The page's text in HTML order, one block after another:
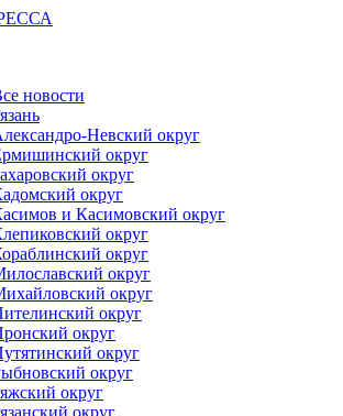
новости
Невский округ
округ
округ
округ
и Касимовский округ
округ
округ
округ
округ
округ
округ
округ
округ
округ
округ